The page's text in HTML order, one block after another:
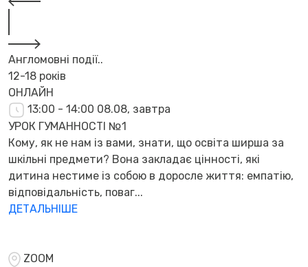
Англомовні події..
12-18 років
ОНЛАЙН
13:00 - 14:00 08.08, завтра
УРОК ГУМАННОСТІ №1
Кому, як не нам із вами, знати, що освіта ширша за
шкільні предмети? Вона закладає цінності, які
дитина нестиме із собою в доросле життя: емпатію,
відповідальність, поваг...
ДЕТАЛЬНІШЕ
ZOOM